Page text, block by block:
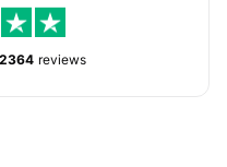
2364 reviews